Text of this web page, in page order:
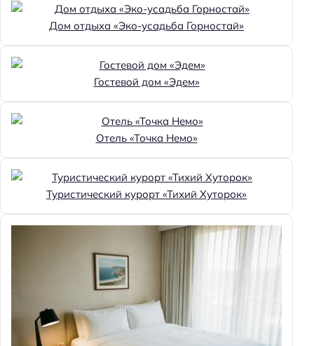
Способ оплаты: онлайн
Способ оплаты: оплата картой
Способ оплаты: банковским переводом
Пандус
Кнопка вызова персонала
доступно
Удобства для людей с ограниченными
возможностями здоровья
Доступность помещения на инвалидной коляске:
частично доступно
Парковка
Дом отдыха «Эко-усадьба Горностай»
Гостевой дом «Эдем»
Отель «Точка Немо»
Туристический курорт «Тихий Хуторок»